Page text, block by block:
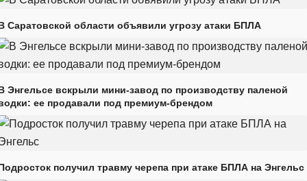
Саратовской области объявили угрозу атаки БПЛА
Энгельсе вскрыли мини-завод по производству паленой
ее продавали под премиум-брендом
получил травму черепа при атаке БПЛА на Энгельс